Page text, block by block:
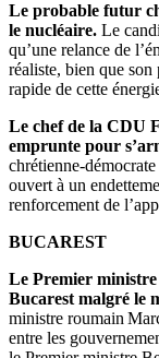
Le probable futur
le nucléaire. Le
qu’une relance de
réaliste, bien que
rapide de cette
Le chef de la CDU
emprunte pour
chrétienne-
ouvert à un
renforcement de
BUCAREST
Le Premier
Bucarest malgré le
ministre roumain
entre les